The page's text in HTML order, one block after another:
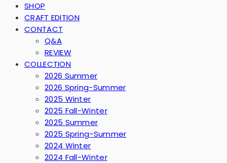
SHOP
CRAFT EDITION
CONTACT
Q&A
REVIEW
COLLECTION
2026 Summer
2026 Spring-Summer
2025 Winter
2025 Fall-Winter
2025 Summer
2025 Spring-Summer
2024 Winter
2024 Fall-Winter